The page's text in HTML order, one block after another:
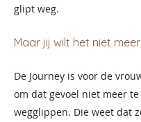
glipt weg.
Maar jij wilt het niet
De Journey is voor de
om dat gevoel niet meer
wegglippen. Die weet dat